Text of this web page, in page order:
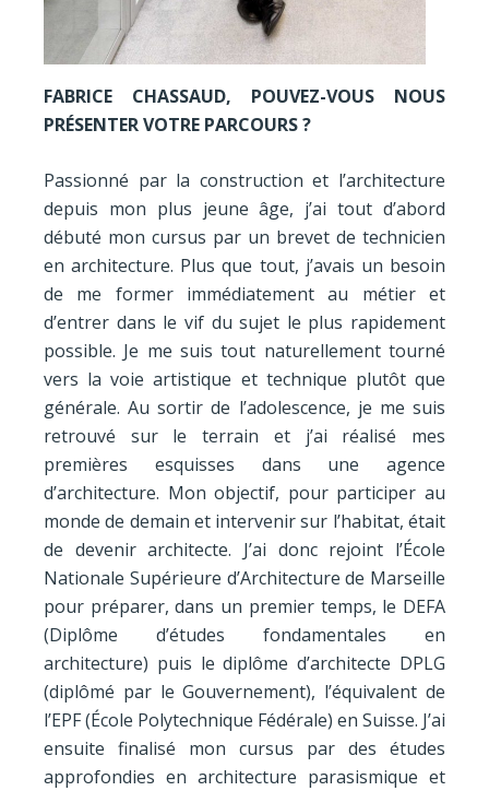
FABRICE CHASSAUD, POUVEZ-VOUS NOUS
PRÉSENTER VOTRE PARCOURS ?
Passionné par la construction et l’architecture
depuis mon plus jeune âge, j’ai tout d’abord
débuté mon cursus par un brevet de technicien
en architecture. Plus que tout, j’avais un besoin
de me former immédiatement au métier et
d’entrer dans le vif du sujet le plus rapidement
possible. Je me suis tout naturellement tourné
vers la voie artistique et technique plutôt que
générale. Au sortir de l’adolescence, je me suis
retrouvé sur le terrain et j’ai réalisé mes
premières esquisses dans une agence
d’architecture. Mon objectif, pour participer au
monde de demain et intervenir sur l’habitat, était
de devenir architecte. J’ai donc rejoint l’École
Nationale Supérieure d’Architecture de Marseille
pour préparer, dans un premier temps, le DEFA
(Diplôme d’études fondamentales en
architecture) puis le diplôme d’architecte DPLG
(diplômé par le Gouvernement), l’équivalent de
l’EPF (École Polytechnique Fédérale) en Suisse. J’ai
ensuite finalisé mon cursus par des études
approfondies en architecture parasismique et